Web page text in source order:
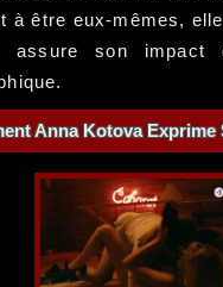
à être eux-mêmes,
assure son impact
Anna Kotova Exprime